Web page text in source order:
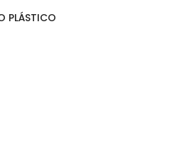
PLÁSTICO